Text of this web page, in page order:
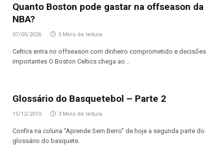
Quanto Boston pode gastar na offseason da
NBA?
07/05/2026 5 Mins de leitura
Celtics entra no offseason com dinheiro comprometido e decisões
importantes O Boston Celtics chega ao…
Glossário do Basquetebol – Parte 2
15/12/2010 3 Mins de leitura
Confira na coluna “Aprende Sem Berro” de hoje a segunda parte do
glossário do basquete.